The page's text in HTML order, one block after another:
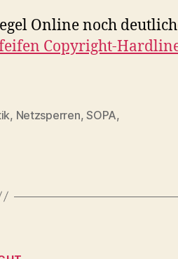
Online noch
Copyright-
, Netzsperren,SOPA,
Kategorien